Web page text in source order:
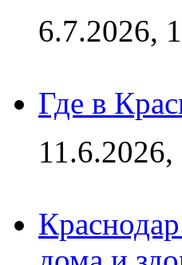
6.7.2026,
Где в